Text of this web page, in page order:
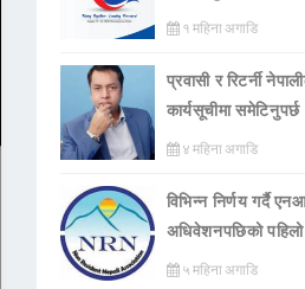
१ महिना अगाडि
प्रवासी र रिटर्नी
कार्यसूचीमा समेटिनुपर्छ
४ महिना अगाडि
विभिन्न निर्णय गर्दै
अधिवेशनपछिको
५ महिना अगाडि